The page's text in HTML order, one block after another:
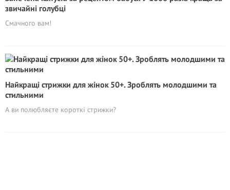
звичайні голубці
Смачного вам!
Найкращі стрижки для жінок 50+. Зроблять молодшими та
стильними
А ви полюбляєте короткі стрижки?